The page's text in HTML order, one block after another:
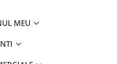
MEU